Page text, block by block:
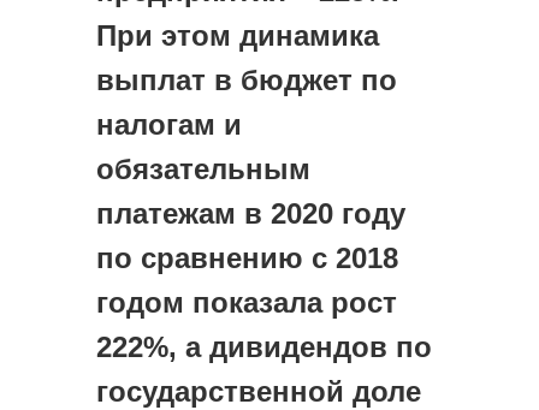
При этом динамика
выплат в бюджет по
налогам и
обязательным
платежам в 2020 году
по сравнению с 2018
годом показала рост
222%, а дивидендов по
государственной доле